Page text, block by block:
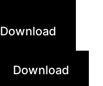
Download
Download